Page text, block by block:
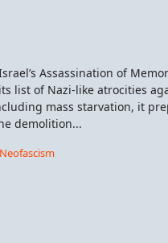
Assassination of
list of Nazi-like atrocities
mass starvation, it
demolition...